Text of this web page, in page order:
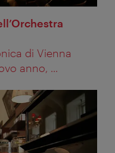
di Vienna
anno, ...